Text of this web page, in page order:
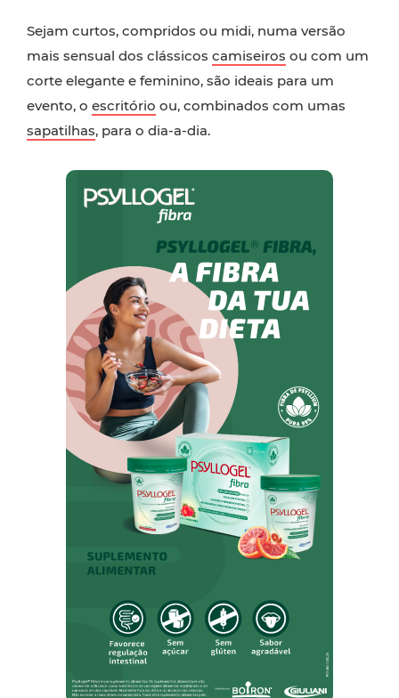
Sejam curtos, compridos ou midi, numa versão
mais sensual dos clássicos camiseiros ou com um
corte elegante e feminino, são ideais para um
evento, o escritório ou, combinados com umas
sapatilhas, para o dia-a-dia.